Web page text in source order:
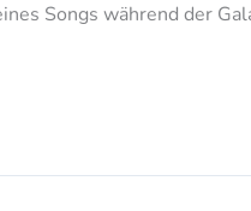
Songs während der